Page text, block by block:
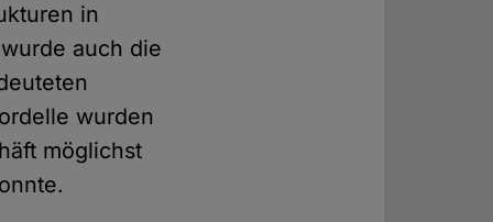
in
auch die
wurden
möglichst